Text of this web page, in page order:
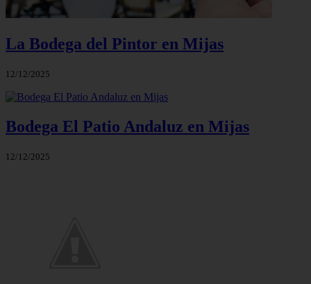
La Bodega del Pintor en Mijas
12/12/2025
Bodega El Patio Andaluz en Mijas
12/12/2025